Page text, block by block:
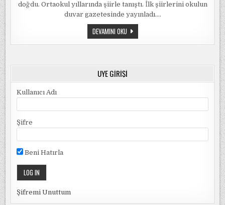
doğdu. Ortaokul yıllarında şiirle tanıştı. İlk şiirlerini okulun
duvar gazetesinde yayınladı….
DEVAMINI OKUSIYAMI
YOZGAT
/
VE
ORTAM
GAZETESI
ÜYE GIRIŞI
Kullanıcı Adı
Şifre
Beni Hatırla
Şifremi Unuttum